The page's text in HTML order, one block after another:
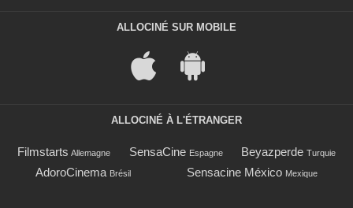
ALLOCINÉ SUR MOBILE
ALLOCINÉ À L'ÉTRANGER
Filmstarts Allemagne SensaCine Espagne Beyazperde Turquie
AdoroCinema Brésil Sensacine México Mexique